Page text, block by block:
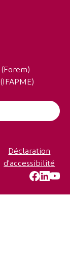
(Forem)
(IFAPME)
Déclaration
d'accessibilité
https://